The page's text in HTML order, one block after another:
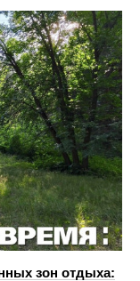
зон отдыха: